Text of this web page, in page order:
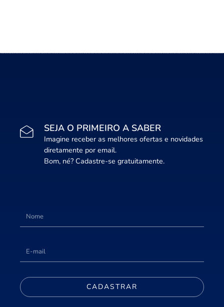
SEJA O PRIMEIRO A SABER
Imagine receber as melhores ofertas e novidades
diretamente por email.
Bom, né? Cadastre-se gratuitamente.
CADASTRAR